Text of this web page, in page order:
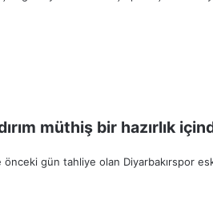
müthiş bir hazırlık
gün tahliye olan Diyarbakırspor